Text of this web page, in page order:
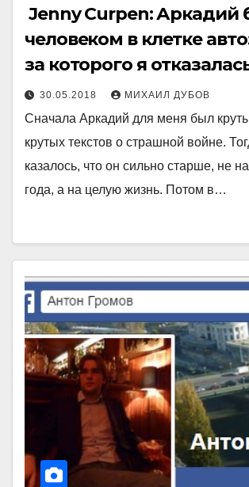
Jenny Curpen: Аркадий
человеком в клетке
за которого я
30.05.2018 МИХАИЛ ДУБОВ
Сначала Аркадий для меня был
крутых текстов о страшной войне.
казалось, что он сильно старше, не
года, а на целую жизнь. Потом в…